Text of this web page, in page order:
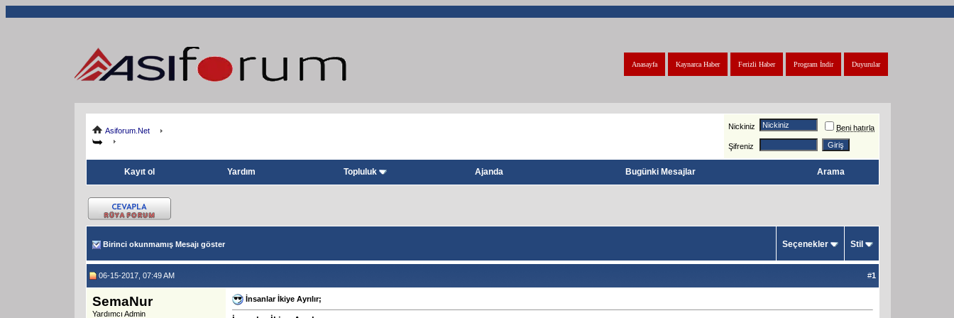
Duyurular
Program İndir
Ferizli Haber
Kaynarca Haber
Anasayfa
Asiforum.Net Nickiniz Beni hatırla
Şifreniz
Kayıt ol Yardım Topluluk Ajanda Bugünki Mesajlar Arama
Birinci okunmamış Mesajı göster Seçenekler Stil
06-15-2017, 07:49 AM #1
SemaNur
Yardımcı Admin
İnsanlar İkiye Ayrılır;